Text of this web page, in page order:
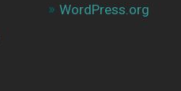
WordPress.org